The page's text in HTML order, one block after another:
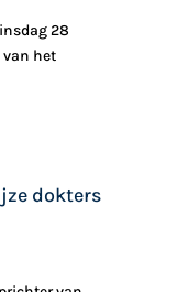
28
van het
dokters